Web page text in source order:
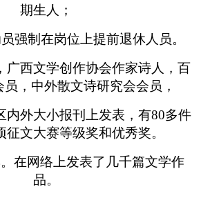
期生人；
强制在岗位上提前退休人员。
广西文学创作协会作家诗人，百
，中外散文诗研究会会员，
内外大小报刊上发表，有80多件
征文大赛等级奖和优秀奖。
在网络上发表了几千篇文学作
品。